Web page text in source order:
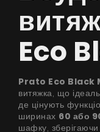
Eco
Prato Eco Black
витяжка, що
де цінують
ширинах 60 або
шафку, зберігаючи